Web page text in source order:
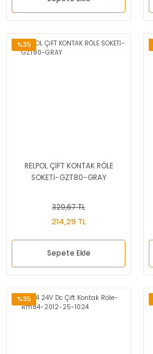
%35
RELPOL ÇİFT KONTAK RÖLE
SOKETİ-GZT80-GRAY
329,67 TL
214,29 TL
Sepete Ekle
%35